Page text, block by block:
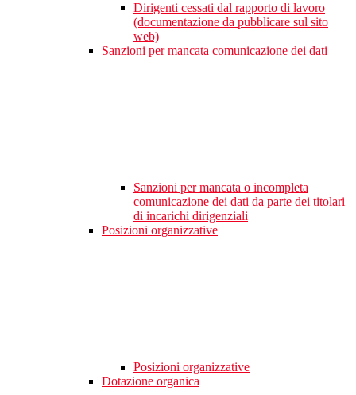
Dirigenti cessati dal rapporto di lavoro
(documentazione da pubblicare sul sito
web)
Sanzioni per mancata comunicazione dei dati
Sanzioni per mancata o incompleta
comunicazione dei dati da parte dei titolari
di incarichi dirigenziali
Posizioni organizzative
Posizioni organizzative
Dotazione organica